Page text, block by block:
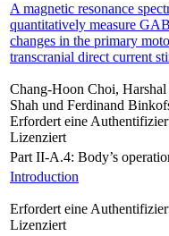
A magnetic resonance
quantitatively measure
changes in the primary
transcranial direct current
Chang-Hoon Choi, Harshal
Shah und Ferdinand
Erfordert eine
Lizenziert
Part II-A.4: Body’s
Introduction
Erfordert eine
Lizenziert